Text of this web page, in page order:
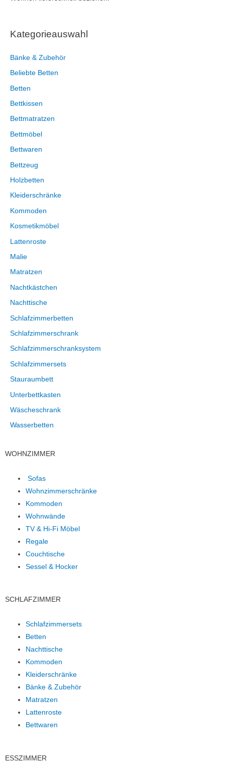
Kategorieauswahl
Bänke & Zubehör
Beliebte Betten
Betten
Bettkissen
Bettmatratzen
Bettmöbel
Bettwaren
Bettzeug
Holzbetten
Kleiderschränke
Kommoden
Kosmetikmöbel
Lattenroste
Malie
Matratzen
Nachtkästchen
Nachttische
Schlafzimmerbetten
Schlafzimmerschrank
Schlafzimmerschranksystem
Schlafzimmersets
Stauraumbett
Unterbettkasten
Wäscheschrank
Wasserbetten
WOHNZIMMER
Sofas
Wohnzimmerschränke
Kommoden
Wohnwände
TV & Hi-Fi Möbel
Regale
Couchtische
Sessel & Hocker
SCHLAFZIMMER
Schlafzimmersets
Betten
Nachttische
Kommoden
Kleiderschränke
Bänke & Zubehör
Matratzen
Lattenroste
Bettwaren
ESSZIMMER